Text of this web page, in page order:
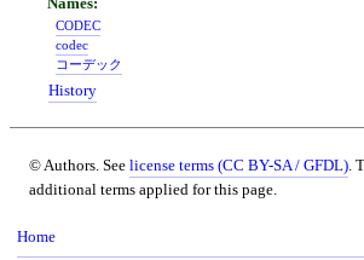
CODEC
codec
コーデック
History
© Authors. See license terms (CC BY-SA / GFDL).
additional terms applied for this page.
Home